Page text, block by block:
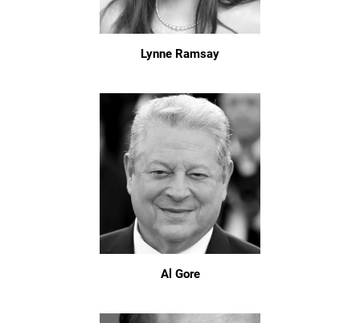
Lynne Ramsay
Al Gore